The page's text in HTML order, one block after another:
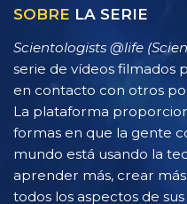
SOBRE LA SERIE
Scientologists @life
serie de vídeos filmados
en contacto con otros
La plataforma
formas en que la gente
mundo está usando la
aprender más, crear
todos los aspectos de